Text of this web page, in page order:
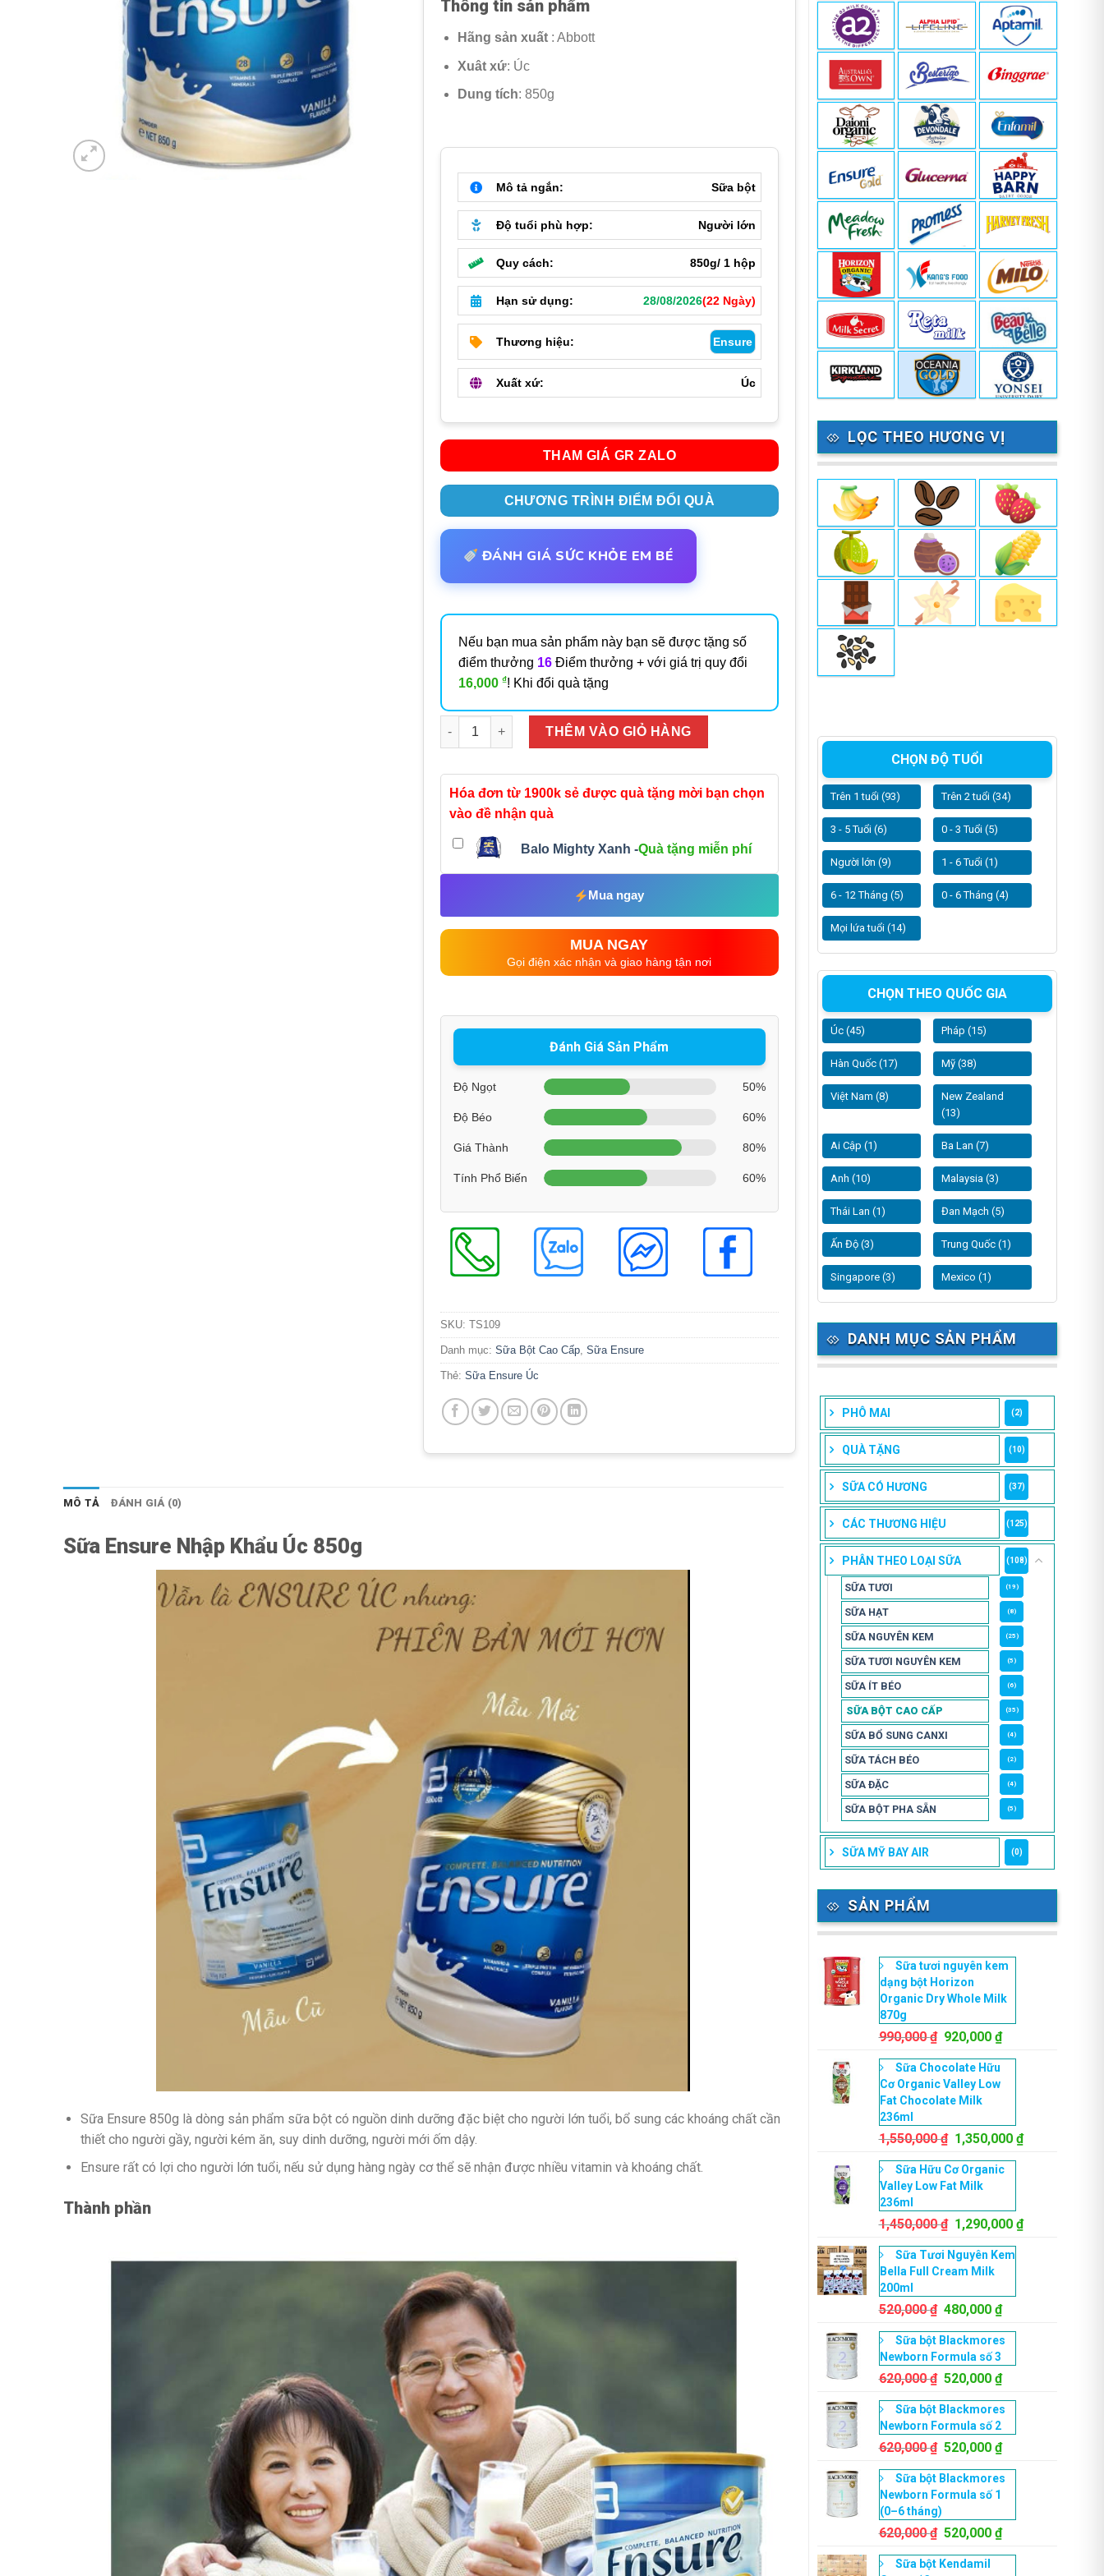
LỌC THEO HƯƠNG VỊ
CHỌN ĐỘ TUỔI
Trên 1 tuổi (93) Trên 2 tuổi (34)
3 - 5 Tuổi (6) 0 - 3 Tuổi (5)
Người lớn (9) 1 - 6 Tuổi (1)
6 - 12 Tháng (5) 0 - 6 Tháng (4)
Mọi lứa tuổi (14)
CHỌN THEO QUỐC GIA
Úc (45) Pháp (15)
Hàn Quốc (17) Mỹ (38)
Việt Nam (8)
New Zealand
(13)
Ai Cập (1) Ba Lan (7)
Anh (10) Malaysia (3)
Thái Lan (1) Đan Mạch (5)
Ấn Độ (3) Trung Quốc (1)
Singapore (3) Mexico (1)
DANH MỤC SẢN PHẨM
PHÔ MAI (2)
QUÀ TẶNG (10)
SỮA CÓ HƯƠNG (37)
CÁC THƯƠNG HIỆU (125)
PHÂN THEO LOẠI SỮA (108)
SỮA TƯƠI (19)
SỮA HẠT (8)
SỮA NGUYÊN KEM (25)
SỮA TƯƠI NGUYÊN KEM (5)
SỮA ÍT BÉO (6)
SỮA BỘT CAO CẤP (35)
SỮA BỔ SUNG CANXI (4)
SỮA TÁCH BÉO (2)
SỮA ĐẶC (4)
SỮA BỘT PHA SẴN (5)
SỮA MỸ BAY AIR (0)
SẢN PHẨM
Sữa tươi nguyên kem
dạng bột Horizon
Organic Dry Whole Milk
870g
990,000₫ Giá
là:
990,000 ₫.
920,000₫Giá
Sữa Chocolate Hữu
Cơ Organic Valley Low
Fat Chocolate Milk
236ml
1,550,000₫ Giá
là:
1,550,000 ₫.
1,350,000₫Giá
Sữa Hữu Cơ Organic
Valley Low Fat Milk
236ml
1,450,000₫ Giá
là:
1,450,000 ₫.
1,290,000₫Giá
Sữa Tươi Nguyên Kem
Bella Full Cream Milk
200ml
520,000₫ Giá
là:
520,000 ₫.
480,000₫Giá
tại
480,000 ₫.
Sữa bột Blackmores
Newborn Formula số 3
620,000₫ Giá
là:
620,000 ₫.
520,000₫Giá
tại
520,000 ₫.
Sữa bột Blackmores
Newborn Formula số 2
620,000₫ Giá
là:
620,000 ₫.
520,000₫Giá
tại
520,000 ₫.
Sữa bột Blackmores
Newborn Formula số 1
(0–6 tháng)
620,000₫ Giá
là:
520,000₫Giá
Sữa bột Kendamil
Thông tin sản phẩm
Hãng sản xuất : Abbott
Xuât xứ: Úc
Dung tích: 850g
Mô tả ngắn: Sữa bột
Độ tuổi phù hợp: Người lớn
Quy cách: 850g/ 1 hộp
Hạn sử dụng: 28/08/2026(22 Ngày)
Thương hiệu: Ensure
Xuất xứ: Úc
THAM GIÁ GR ZALO
CHƯƠNG TRÌNH ĐIỂM ĐỔI QUÀ
ĐÁNH GIÁ SỨC KHỎE EM BÉ
Nếu bạn mua sản phẩm này bạn sẽ được tặng số
điểm thưởng 16 Điểm thưởng + với giá trị quy đổi
16,000₫! Khi đổi quà tặng
Số lượng
THÊM VÀO GIỎ HÀNG
Hóa đơn từ 1900k sẻ được quà tặng mời bạn chọn
vào đề nhận quà
Balo Mighty Xanh -Quà tặng miễn phí
Mua ngay
MUA NGAY
Gọi điện xác nhận và giao hàng tận nơi
Đánh Giá Sản Phẩm
Độ Ngọt 50%
Độ Béo 60%
Giá Thành 80%
Tính Phổ Biến 60%
SKU:TS109
Danh mục:Sữa Bột Cao Cấp ,Sữa Ensure
Thẻ:Sữa Ensure Úc
MÔ TẢ ĐÁNH GIÁ (0)
Sữa Ensure Nhập Khẩu Úc 850g
Sữa Ensure 850g là dòng sản phẩm sữa bột có nguồn dinh dưỡng đặc biệt cho người lớn tuổi, bổ sung các khoáng chất cần
thiết cho người gầy, người kém ăn, suy dinh dưỡng, người mới ốm dậy.
Ensure rất có lợi cho người lớn tuổi, nếu sử dụng hàng ngày cơ thể sẽ nhận được nhiều vitamin và khoáng chất.
Thành phần